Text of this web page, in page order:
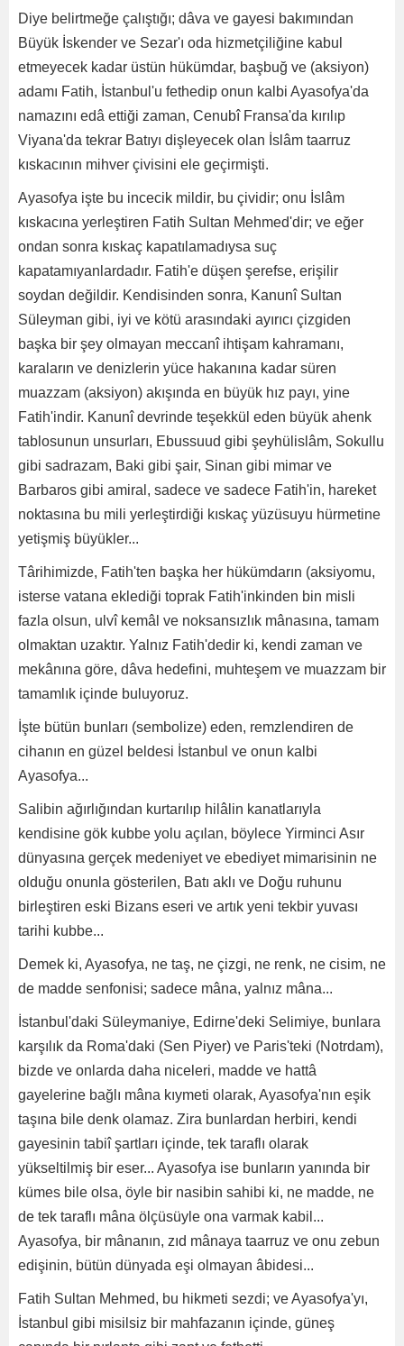
Diye belirtmeğe çalıştığı; dâva ve gayesi bakımından
Büyük İskender ve Sezar'ı oda hizmetçiliğine kabul
etmeyecek kadar üstün hükümdar, başbuğ ve (aksiyon)
adamı Fatih, İstanbul'u fethedip onun kalbi Ayasofya'da
namazını edâ ettiği zaman, Cenubî Fransa'da kırılıp
Viyana'da tekrar Batıyı dişleyecek olan İslâm taarruz
kıskacının mihver çivisini ele geçirmişti.
Ayasofya işte bu incecik mildir, bu çividir; onu İslâm
kıskacına yerleştiren Fatih Sultan Mehmed'dir; ve eğer
ondan sonra kıskaç kapatılamadıysa suç
kapatamıyanlardadır. Fatih'e düşen şerefse, erişilir
soydan değildir. Kendisinden sonra, Kanunî Sultan
Süleyman gibi, iyi ve kötü arasındaki ayırıcı çizgiden
başka bir şey olmayan meccanî ihtişam kahramanı,
karaların ve denizlerin yüce hakanına kadar süren
muazzam (aksiyon) akışında en büyük hız payı, yine
Fatih'indir. Kanunî devrinde teşekkül eden büyük ahenk
tablosunun unsurları, Ebussuud gibi şeyhülislâm, Sokullu
gibi sadrazam, Baki gibi şair, Sinan gibi mimar ve
Barbaros gibi amiral, sadece ve sadece Fatih'in, hareket
noktasına bu mili yerleştirdiği kıskaç yüzüsuyu hürmetine
yetişmiş büyükler...
Târihimizde, Fatih'ten başka her hükümdarın (aksiyomu,
isterse vatana eklediği toprak Fatih'inkinden bin misli
fazla olsun, ulvî kemâl ve noksansızlık mânasına, tamam
olmaktan uzaktır. Yalnız Fatih'dedir ki, kendi zaman ve
mekânına göre, dâva hedefini, muhteşem ve muazzam bir
tamamlık içinde buluyoruz.
İşte bütün bunları (sembolize) eden, remzlendiren de
cihanın en güzel beldesi İstanbul ve onun kalbi
Ayasofya...
Salibin ağırlığından kurtarılıp hilâlin kanatlarıyla
kendisine gök kubbe yolu açılan, böylece Yirminci Asır
dünyasına gerçek medeniyet ve ebediyet mimarisinin ne
olduğu onunla gösterilen, Batı aklı ve Doğu ruhunu
birleştiren eski Bizans eseri ve artık yeni tekbir yuvası
tarihi kubbe...
Demek ki, Ayasofya, ne taş, ne çizgi, ne renk, ne cisim, ne
de madde senfonisi; sadece mâna, yalnız mâna...
İstanbul'daki Süleymaniye, Edirne'deki Selimiye, bunlara
karşılık da Roma'daki (Sen Piyer) ve Paris'teki (Notrdam),
bizde ve onlarda daha niceleri, madde ve hattâ
gayelerine bağlı mâna kıymeti olarak, Ayasofya'nın eşik
taşına bile denk olamaz. Zira bunlardan herbiri, kendi
gayesinin tabiî şartları içinde, tek taraflı olarak
yükseltilmiş bir eser... Ayasofya ise bunların yanında bir
kümes bile olsa, öyle bir nasibin sahibi ki, ne madde, ne
de tek taraflı mâna ölçüsüyle ona varmak kabil...
Ayasofya, bir mânanın, zıd mânaya taarruz ve onu zebun
edişinin, bütün dünyada eşi olmayan âbidesi...
Fatih Sultan Mehmed, bu hikmeti sezdi; ve Ayasofya'yı,
İstanbul gibi misilsiz bir mahfazanın içinde, güneş